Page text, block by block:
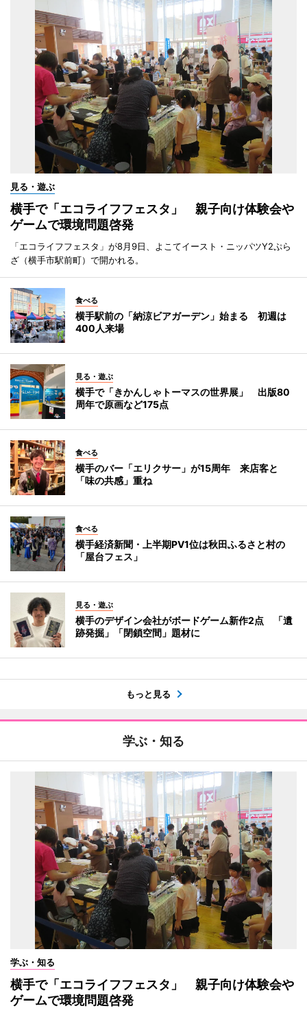
見る・遊ぶ
横手で「エコライフフェスタ」 親子向け体験会や
ゲームで環境問題啓発
「エコライフフェスタ」が8月9日、よこてイースト・ニッパツY2ぷら
ざ（横手市駅前町）で開かれる。
食べる
横手駅前の「納涼ビアガーデン」始まる 初週は
400人来場
見る・遊ぶ
横手で「きかんしゃトーマスの世界展」 出版80
周年で原画など175点
食べる
横手のバー「エリクサー」が15周年 来店客と
「味の共感」重ね
食べる
横手経済新聞・上半期PV1位は秋田ふるさと村の
「屋台フェス」
見る・遊ぶ
横手のデザイン会社がボードゲーム新作2点 「遺
跡発掘」「閉鎖空間」題材に
もっと見る
学ぶ・知る
学ぶ・知る
横手で「エコライフフェスタ」 親子向け体験会や
ゲームで環境問題啓発